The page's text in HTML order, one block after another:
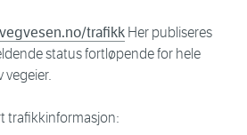
trafikk Her publiseres
status fortløpende for hele
vegeier.
trafikkinformasjon: